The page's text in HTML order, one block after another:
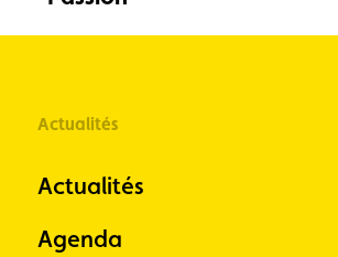
Actualités
Actualités
Agenda